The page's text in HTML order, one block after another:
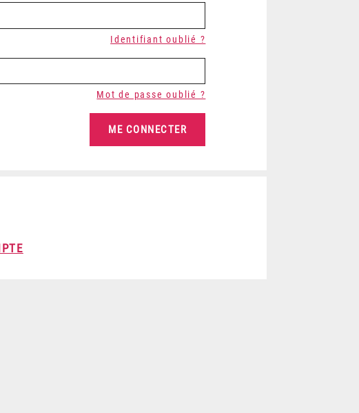
Identifiant oublié ?
Mot de passe oublié ?